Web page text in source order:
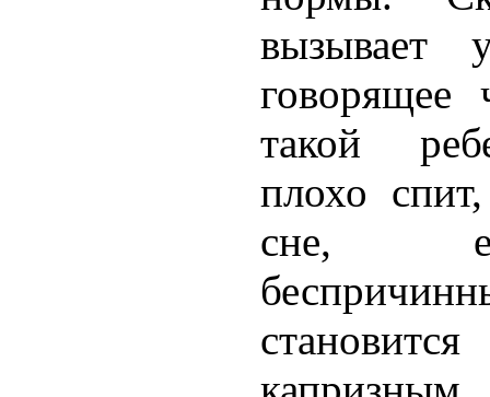
вызывает
говорящее
такой
плохо
сне,